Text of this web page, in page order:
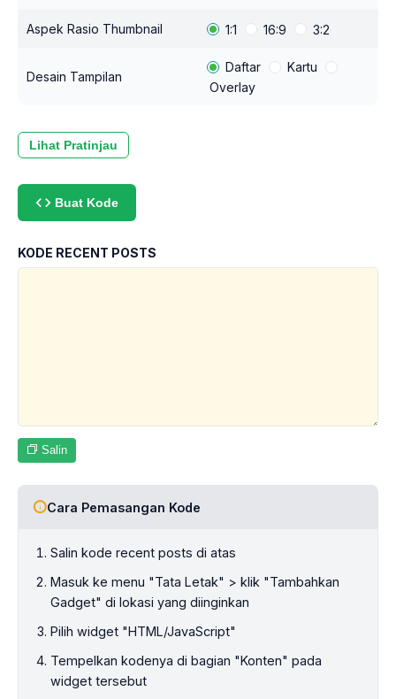
Aspek Rasio Thumbnail 1:1 16:9 3:2
Desain Tampilan
Daftar
Kartu
Overlay
Lihat Pratinjau
Buat Kode
KODE RECENT POSTS
Salin
Cara Pemasangan Kode
Salin kode recent posts di atas
Masuk ke menu "Tata Letak" > klik "Tambahkan
Gadget" di lokasi yang diinginkan
Pilih widget "HTML/JavaScript"
Tempelkan kodenya di bagian "Konten" pada
widget tersebut